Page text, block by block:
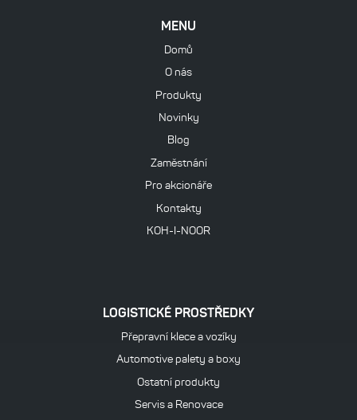
MENU
Domů
O nás
Produkty
Novinky
Blog
Zaměstnání
Pro akcionáře
Kontakty
KOH-I-NOOR
LOGISTICKÉ PROSTŘEDKY
Přepravní klece a vozíky
Automotive palety a boxy
Ostatní produkty
Servis a Renovace